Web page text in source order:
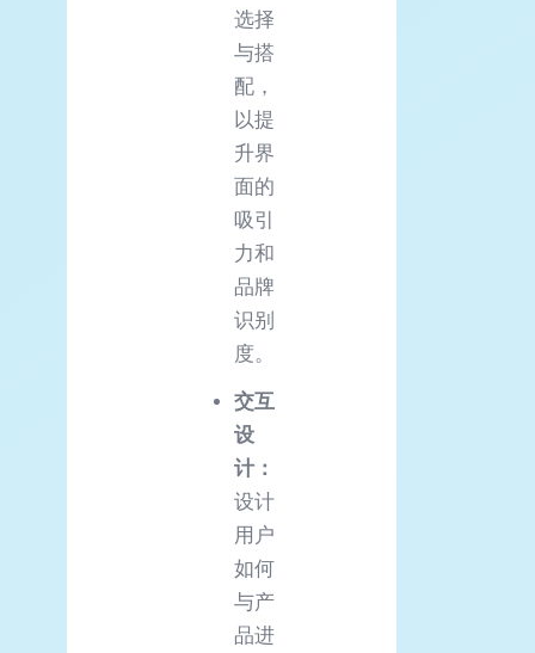
选择
与搭
配，
以提
升界
面的
吸引
力和
品牌
识别
度。
交互
设
计：
设计
用户
如何
与产
品进